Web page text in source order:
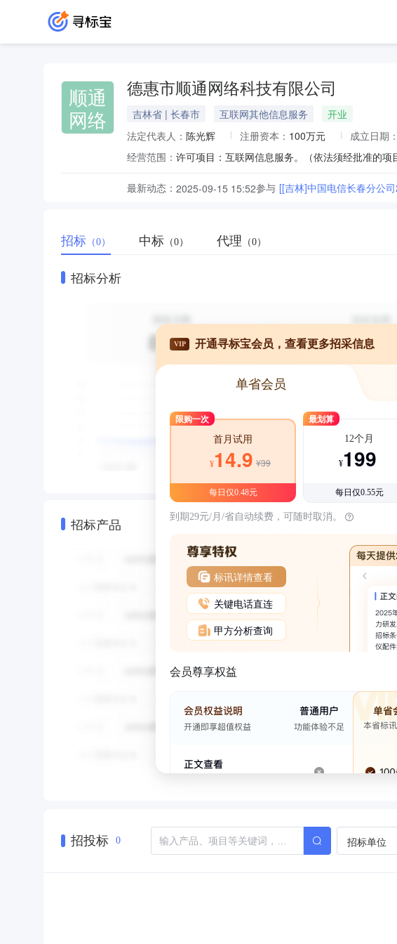
顺通
网络
德惠市顺通网络科技有限公司
吉林省 | 长春市 互联网其他信息服务
开业
法定代表人： 陈光辉 注册资本： 100万元 成立日期：
经营范围：
最新动态： 2025-09-15 15:52参与 [[吉林]中国电信长春分公
招标 （0） 中标 （0） 代理 （0）
招标分析
招标产品
VIP 开通寻标宝会员，查看更多招采信息
单省会员
限购一次
首月试用
¥14.9 ¥39
每日仅0.48元
最划算
12个月
¥199
每日仅0.55元
到期29元/月/省自动续费，可随时取消。
标讯详情查看
关键电话直连
甲方分析查询
会员尊享权益
招投标 0 招标单位